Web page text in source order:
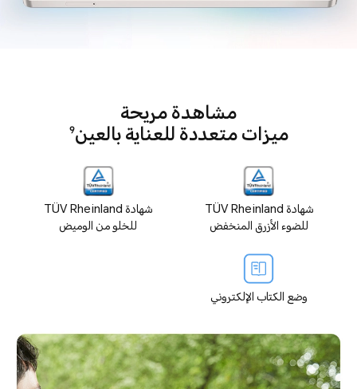
مشاهدة مريحة
ميزات متعددة للعناية بالعين9
شهادة TÜV Rheinland
للضوء الأزرق المنخفض
شهادة TÜV Rheinland
للخلو من الوميض
وضع الكتاب الإلكتروني